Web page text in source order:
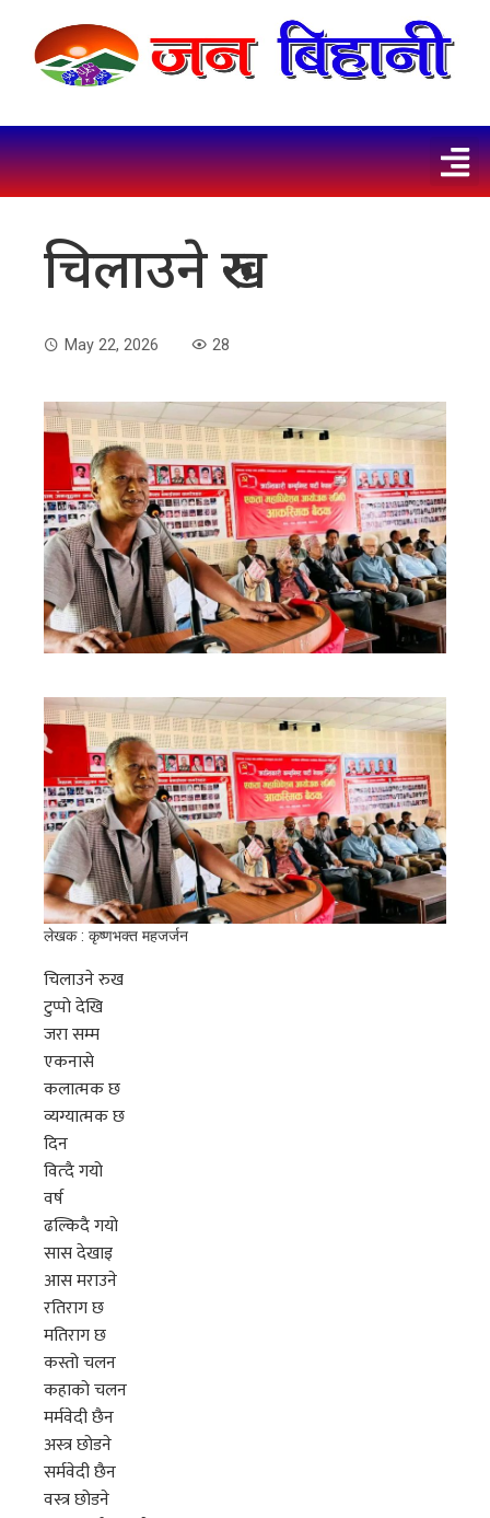
चिलाउने रुख
May 22, 2026 28
लेखक : कृष्णभक्त महजर्जन
चिलाउने रुख
टुप्पो देखि
जरा सम्म
एकनासे
कलात्मक छ
व्यग्यात्मक छ
दिन
वित्दै गयो
वर्ष
ढल्किदै गयो
सास देखाइ
आस मराउने
रतिराग छ
मतिराग छ
कस्तो चलन
कहाको चलन
मर्मवेदी छैन
अस्त्र छोडने
सर्मवेदी छैन
वस्त्र छोडने